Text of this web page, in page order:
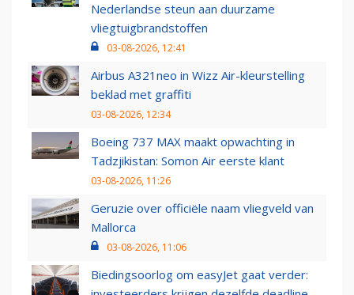
Nederlandse steun aan duurzame
vliegtuigbrandstoffen
03-08-2026, 12:41
Airbus A321neo in Wizz Air-kleurstelling
beklad met graffiti
03-08-2026, 12:34
Boeing 737 MAX maakt opwachting in
Tadzjikistan: Somon Air eerste klant
03-08-2026, 11:26
Geruzie over officiële naam vliegveld van
Mallorca
03-08-2026, 11:06
Biedingsoorlog om easyJet gaat verder: